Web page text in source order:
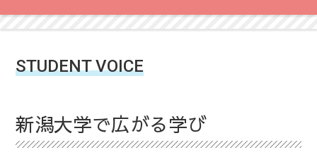
STUDENT VOICE
新潟大学で広がる学び